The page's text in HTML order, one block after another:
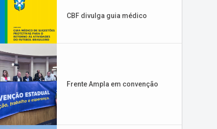
CBF divulga guia médico
Frente Ampla em convenção